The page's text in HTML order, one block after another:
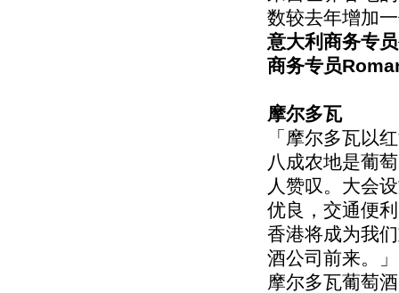
数较去年增加
意大利商务专
商务专员
摩尔多瓦
「摩尔多瓦以
八成农地是葡
人赞叹。大会
优良，交通便
香港将成为我
酒公司前来。」
摩尔多瓦葡萄